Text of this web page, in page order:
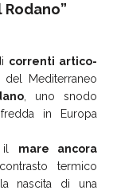
correnti artico-
Mediterraneo
, uno snodo
in Europa
il mare ancora
termico
nascita di una